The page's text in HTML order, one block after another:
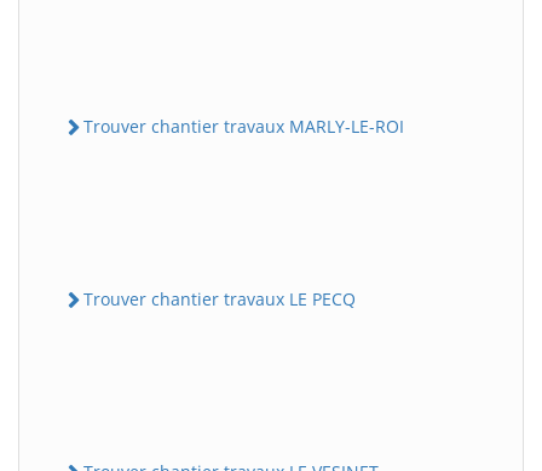
Trouver chantier travaux MARLY-LE-ROI
Trouver chantier travaux LE PECQ